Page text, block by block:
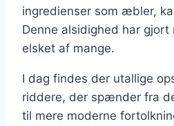
ingredienser som æbler,
Denne alsidighed har
elsket af mange.
I dag findes der utallige
riddere, der spænder fra
til mere moderne